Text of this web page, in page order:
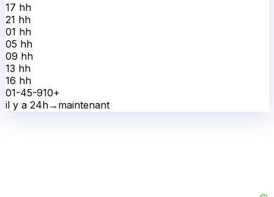
17 hh
21 hh
01 hh
05 hh
09 hh
13 hh
16 hh
01-45-910+
il y a 24h→ maintenant